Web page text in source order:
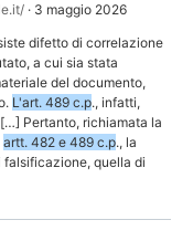
· 3 maggio 2026
difetto di correlazione
a cui sia stata
del documento,
L'art. 489 c.p., infatti,
Pertanto, richiamata la
artt. 482 e 489 c.p., la
quella di